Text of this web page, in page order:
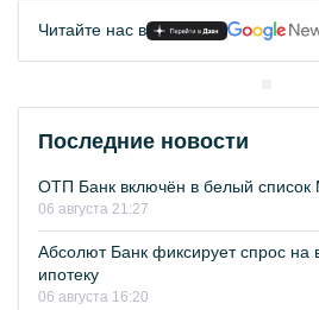
Читайте нас в
Последние новости
ОТП Банк включён в белый
06 августа 21:27
Абсолют Банк фиксирует спрос на
ипотеку
06 августа 16:20